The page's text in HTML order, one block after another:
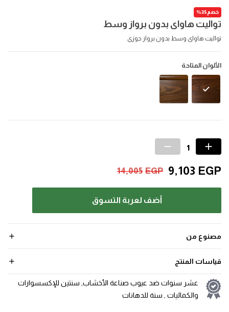
تواليت هاواى بدون برواز وسط
خصم35%
تواليت هاواى وسط بدون برواز جوزى
الألوان المتاحة
14,005 EGP 9,103 EGP
أضف لعربة التسوق
مصنوع من
قياسات المنتج
عشر سنوات ضد عيوب صناعة الأخشاب, سنتين للإكسسوارات
والكماليات , سنة للدهانات